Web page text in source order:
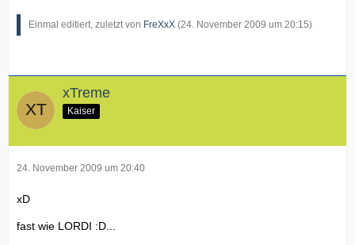
Einmal editiert, zuletzt von FreXxX (24. November 2009 um 20:15)
xTreme
Kaiser
24. November 2009 um 20:40
xD
fast wie LORDI :D...